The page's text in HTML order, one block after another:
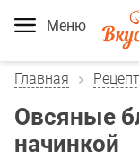
Меню
Главная
Овсяные
начинкой